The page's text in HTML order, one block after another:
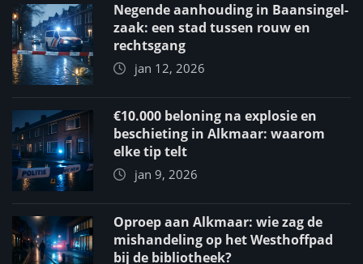
Negende aanhouding in Baansingel-
zaak: een stad tussen rouw en
rechtsgang
jan 12, 2026
€10.000 beloning na explosie en
beschieting in Alkmaar: waarom
elke tip telt
jan 9, 2026
Oproep aan Alkmaar: wie zag de
mishandeling op het Westhoffpad
bij de bibliotheek?